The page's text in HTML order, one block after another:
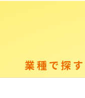
業種で探す